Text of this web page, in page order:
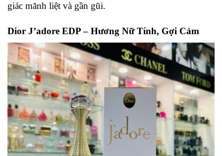
giác mãnh liệt và gần gũi.
Dior J’adore EDP – Hương Nữ Tính, Gợi Cảm